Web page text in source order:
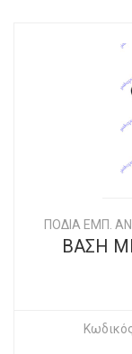
ΠΟΔΙΑ ΕΜΠ.
ΒΑΣΗ